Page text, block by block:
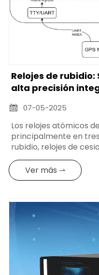
Relojes de
alta precisión
 07-05-2025
Los relojes atómicos
principalmente en
rubidio, relojes de
tecnología principal
integración de
las tecnologías de
precisión del GPS.
Ver más ⇀